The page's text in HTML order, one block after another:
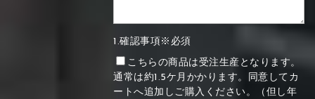
1.確認事項※必須
こちらの商品は受注生産となります。
通常は約1.5ケ月かかります。同意してカ
ートへ追加しご購入ください。（但し年